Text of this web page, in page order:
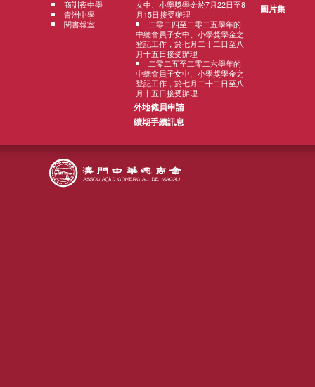
商訓夜中學
青洲中學
閱書報室
女中、小學獎學金於7月22日至8
月15日接受辦理
二零二四至二零二五學年的
中總會員子女中、小學獎學金之
登記工作，於七月二十二日至八
月十五日接受辦理
二零二五至二零二六學年的
中總會員子女中、小學獎學金之
登記工作，於七月二十二日至八
月十五日接受辦理
外地僱員申請
續期手續訊息
圖片集